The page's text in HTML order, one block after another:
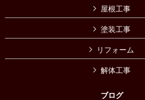
屋根工事
塗装工事
リフォーム
解体工事
ブログ